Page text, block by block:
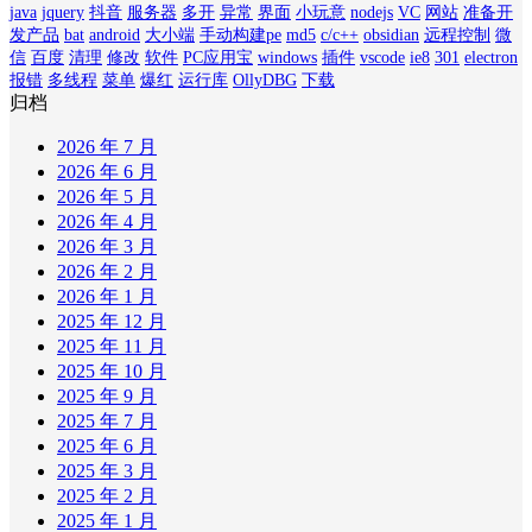
java jquery 抖音 服务器 多开 异常 界面 小玩意 nodejs VC 网站 准备开
发产品 bat android 大小端 手动构建pe md5 c/c++ obsidian 远程控制 微
信 百度 清理 修改 软件 PC应用宝 windows 插件 vscode ie8 301 electron
报错 多线程 菜单 爆红 运行库 OllyDBG 下载
归档
2026 年 7 月
2026 年 6 月
2026 年 5 月
2026 年 4 月
2026 年 3 月
2026 年 2 月
2026 年 1 月
2025 年 12 月
2025 年 11 月
2025 年 10 月
2025 年 9 月
2025 年 7 月
2025 年 6 月
2025 年 3 月
2025 年 2 月
2025 年 1 月